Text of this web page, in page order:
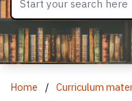
Home / Curriculum